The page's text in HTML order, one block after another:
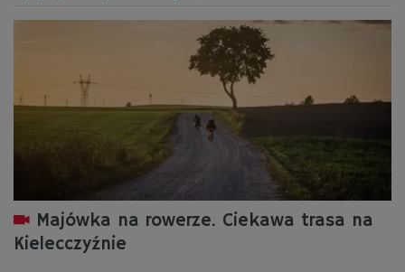
Majówka na rowerze. Ciekawa trasa na
Kielecczyźnie